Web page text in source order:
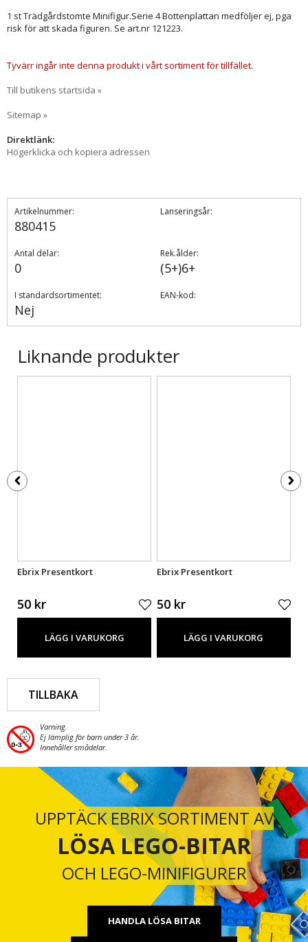
1 st Trädgårdstomte Minifigur.Serie 4 Bottenplattan medföljer ej, pga
risk för att skada figuren. Se art.nr 121223.
Tyvärr ingår inte denna produkt i vårt sortiment för tillfället.
Till butikens startsida »
Sitemap »
Direktlänk:
Högerklicka och kopiera adressen
Artikelnummer:
880415
Lanseringsår:
Antal delar:
0
Rek.ålder:
(5+)6+
I standardsortimentet:
Nej
EAN-kod:
Liknande produkter
Ebrix Presentkort
50 kr
LÄGG I VARUKORG
Ebrix Presentkort
50 kr
LÄGG I VARUKORG
TILLBAKA
Varning.
Ej lämplig för barn under 3 år.
Innehåller smådelar.
UPPTÄCK EBRIX SORTIMENT AV
LÖSA LEGO-BITAR
OCH LEGO-MINIFIGURER
HANDLA LÖSA BITAR